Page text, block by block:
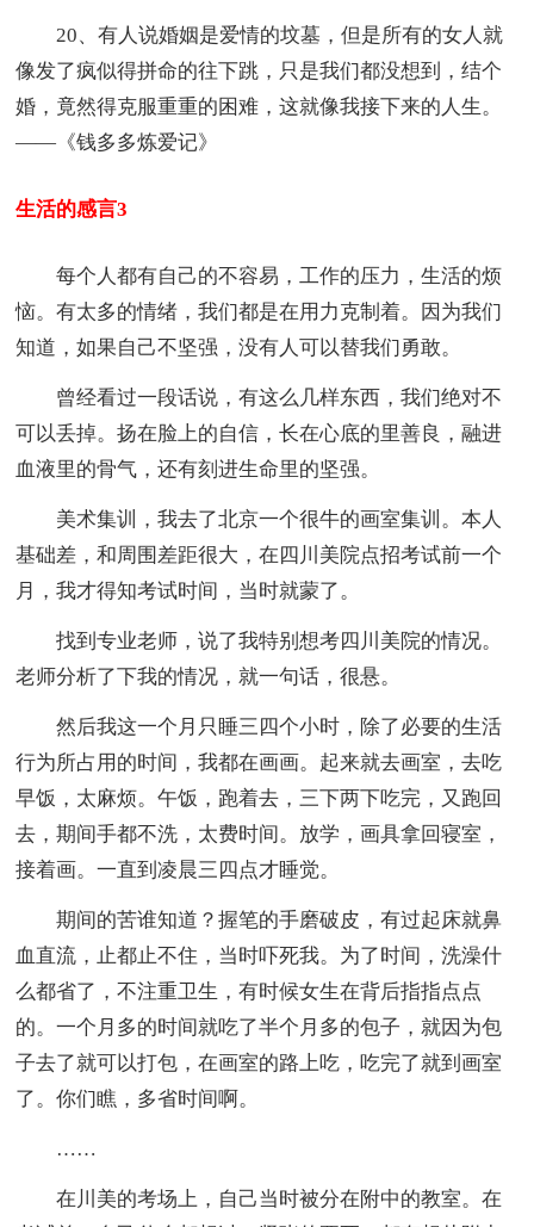
20、有人说婚姻是爱情的坟墓，但是所有的女人就
像发了疯似得拼命的往下跳，只是我们都没想到，结个
婚，竟然得克服重重的困难，这就像我接下来的人生。
——《钱多多炼爱记》
生活的感言3
每个人都有自己的不容易，工作的压力，生活的烦
恼。有太多的情绪，我们都是在用力克制着。因为我们
知道，如果自己不坚强，没有人可以替我们勇敢。
曾经看过一段话说，有这么几样东西，我们绝对不
可以丢掉。扬在脸上的自信，长在心底的里善良，融进
血液里的骨气，还有刻进生命里的坚强。
美术集训，我去了北京一个很牛的画室集训。本人
基础差，和周围差距很大，在四川美院点招考试前一个
月，我才得知考试时间，当时就蒙了。
找到专业老师，说了我特别想考四川美院的情况。
老师分析了下我的情况，就一句话，很悬。
然后我这一个月只睡三四个小时，除了必要的生活
行为所占用的时间，我都在画画。起来就去画室，去吃
早饭，太麻烦。午饭，跑着去，三下两下吃完，又跑回
去，期间手都不洗，太费时间。放学，画具拿回寝室，
接着画。一直到凌晨三四点才睡觉。
期间的苦谁知道？握笔的手磨破皮，有过起床就鼻
血直流，止都止不住，当时吓死我。为了时间，洗澡什
么都省了，不注重卫生，有时候女生在背后指指点点
的。一个月多的时间就吃了半个月多的包子，就因为包
子去了就可以打包，在画室的路上吃，吃完了就到画室
了。你们瞧，多省时间啊。
……
在川美的考场上，自己当时被分在附中的教室。在